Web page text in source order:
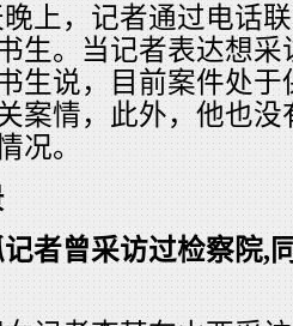
晚上，记者通过电话
生。当记者表达想
生说，目前案件处
案情，此外，他也
况。
者曾采访过检察院,